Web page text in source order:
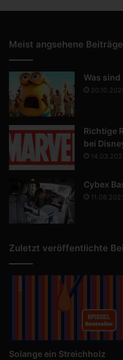
Meist angsehene Beiträge
Was
Richtige
bei
Cybex
11.08.2021
Zuletzt veröffentlichte
Solange ein Streichholz